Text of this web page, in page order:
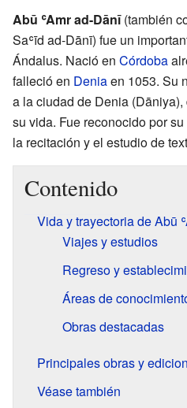
Abū ʿAmr ad-Dānī(también
Saʿīd ad-Dānī) fue un
Ándalus. Nació en Córdoba
falleció en Deniaen 1053. Su
a la ciudad de Denia
su vida. Fue reconocido por
la recitación y el estudio de
Contenido
Vida y trayectoria de Abū
Viajes y estudios
Regreso y
Áreas de
Obras destacadas
Principales obras y
Véase también